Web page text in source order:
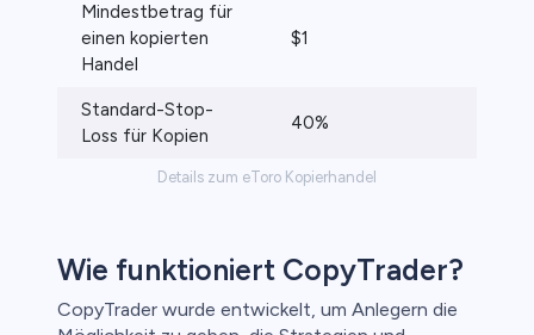
Details zum eToro Kopierhandel
Mindestbetrag für
einen kopierten
Handel
$1
Standard-Stop-
Loss für Kopien
40%
Wie funktioniert CopyTrader?
CopyTrader wurde entwickelt, um Anlegern die